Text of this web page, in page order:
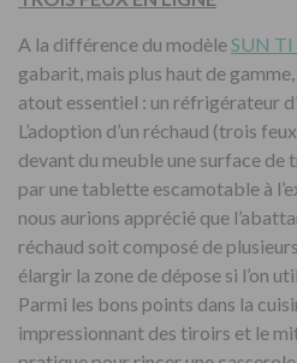
A la différence du modèle SUN
gabarit, mais plus haut de
atout essentiel : un réfrigérateur
L’adoption d’un réchaud (trois
devant du meuble une surface
par une tablette escamotable à
nous aurions apprécié que
réchaud soit composé de
élargir la zone de dépose si l’on
Parmi les bons points dans la
impressionnant des tiroirs et le